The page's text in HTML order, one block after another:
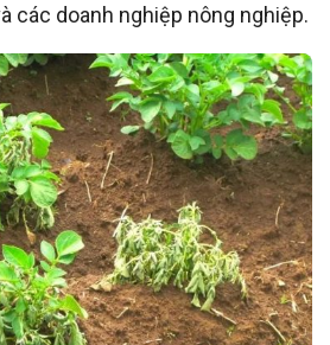
các doanh nghiệp nông nghiệp.